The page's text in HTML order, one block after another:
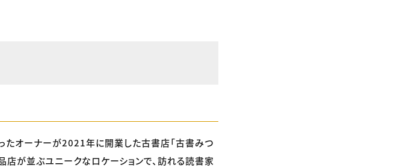
ったオーナーが2021年に開業した古書店「古書みつ
店が並ぶユニークなロケーションで、訪れる読書家